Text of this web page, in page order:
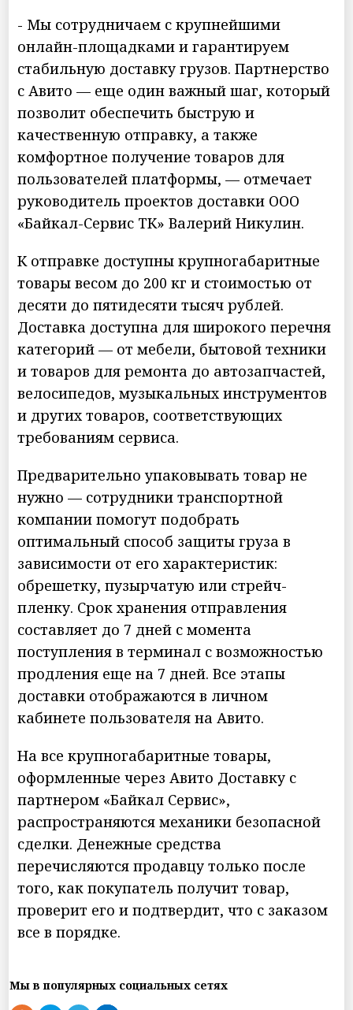
- Мы сотрудничаем с крупнейшими
онлайн-площадками и гарантируем
стабильную доставку грузов. Партнерство
с Авито — еще один важный шаг, который
позволит обеспечить быструю и
качественную отправку, а также
комфортное получение товаров для
пользователей платформы, — отмечает
руководитель проектов доставки ООО
«Байкал-Сервис ТК» Валерий Никулин.
К отправке доступны крупногабаритные
товары весом до 200 кг и стоимостью от
десяти до пятидесяти тысяч рублей.
Доставка доступна для широкого перечня
категорий — от мебели, бытовой техники
и товаров для ремонта до автозапчастей,
велосипедов, музыкальных инструментов
и других товаров, соответствующих
требованиям сервиса.
Предварительно упаковывать товар не
нужно — сотрудники транспортной
компании помогут подобрать
оптимальный способ защиты груза в
зависимости от его характеристик:
обрешетку, пузырчатую или стрейч-
пленку. Срок хранения отправления
составляет до 7 дней с момента
поступления в терминал с возможностью
продления еще на 7 дней. Все этапы
доставки отображаются в личном
кабинете пользователя на Авито.
На все крупногабаритные товары,
оформленные через Авито Доставку с
партнером «Байкал Сервис»,
распространяются механики безопасной
сделки. Денежные средства
перечисляются продавцу только после
того, как покупатель получит товар,
проверит его и подтвердит, что с заказом
все в порядке.
Мы в популярных социальных сетях